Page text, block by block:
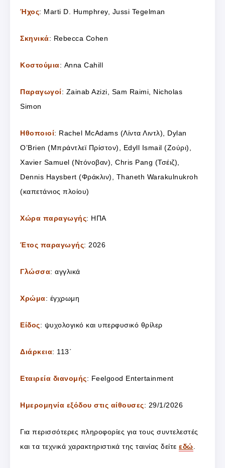
Ήχος: Marti D. Humphrey, Jussi Tegelman
Σκηνικά: Rebecca Cohen
Κοστούμια: Anna Cahill
Παραγωγοί: Zainab Azizi, Sam Raimi, Nicholas
Simon
Ηθοποιοί: Rachel McAdams (Λίντα Λιντλ), Dylan
O’Brien (Μπράντλεϊ Πρίστον), Edyll Ismail (Ζούρι),
Xavier Samuel (Ντόνοβαν), Chris Pang (Τσέιζ),
Dennis Haysbert (Φράκλιν), Thaneth Warakulnukroh
(καπετάνιος πλοίου)
Χώρα παραγωγής: ΗΠΑ
Έτος παραγωγής: 2026
Γλώσσα: αγγλικά
Χρώμα: έγχρωμη
Είδος: ψυχολογικό και υπερφυσικό θρίλερ
Διάρκεια: 113΄
Εταιρεία διανομής: Feelgood Entertainment
Ημερομηνία εξόδου στις αίθουσες: 29/1/2026
Για περισσότερες πληροφορίες για τους συντελεστές
και τα τεχνικά χαρακτηριστικά της ταινίας δείτε εδώ